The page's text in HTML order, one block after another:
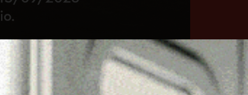
Rubriche Necrologie
Numeri
utili
Contatti